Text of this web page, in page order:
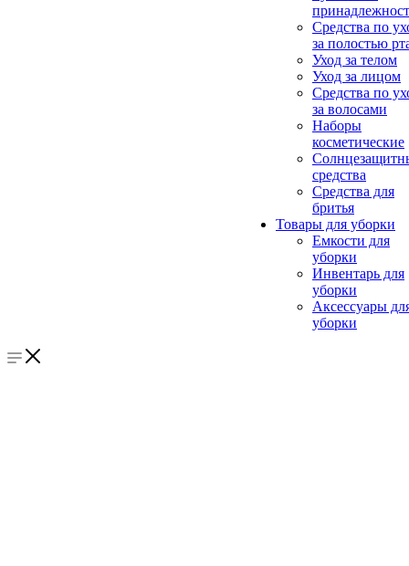
Средства по
за полостью
Уход за телом
Уход за лицом
Средства по
за волосами
Наборы
косметические
средства
Средства для
бритья
Товары для уборки
Емкости для
уборки
Инвентарь для
уборки
Аксессуары
уборки